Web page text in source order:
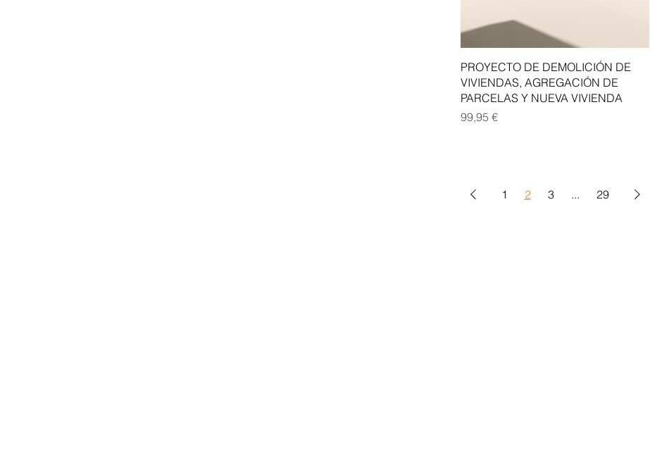
Vista rápida
PROYECTO DE DEMOLICIÓN DE
VIVIENDAS, AGREGACIÓN DE
PARCELAS Y NUEVA VIVIENDA
Precio
99,95 €
1 2 3 ... 29